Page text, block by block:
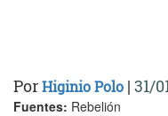
PorHiginio Polo | 31/
Fuentes: Rebelión